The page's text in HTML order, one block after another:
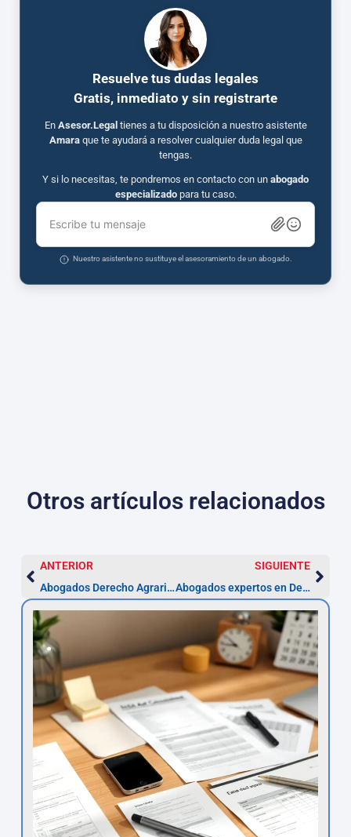
Resuelve tus dudas legales
Gratis, inmediato y sin registrarte
En Asesor.Legal tienes a tu disposición a nuestro asistente
Amaraque te ayudará a resolver cualquier duda legal que
tengas.
Y si lo necesitas, te pondremos en contacto con un abogado
especializadopara tu caso.
Escribe tu mensaje
Nuestro asistente no sustituye el asesoramiento de un abogado.
Otros artículos relacionados
ANTERIOR
Abogados Derecho Agrario en Navarra – Guía práctica
SIGUIENTE
Abogados expertos en Derecho medioambiental en Navarra